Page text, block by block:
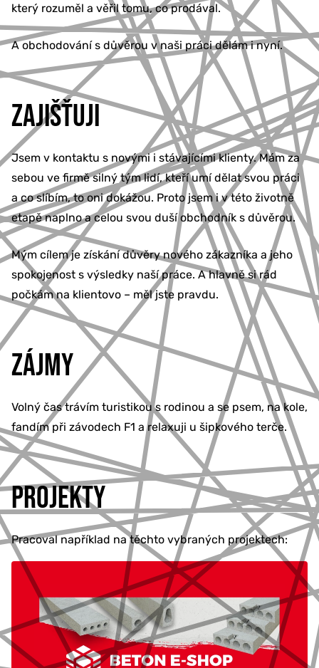
který rozuměl a věřil tomu, co prodával.
A obchodování s důvěrou v naši práci dělám i nyní.
ZAJIŠŤUJI
Jsem v kontaktu s novými i stávajícími klienty. Mám za
sebou ve firmě silný tým lidí, kteří umí dělat svou práci
a co slíbím, to oni dokážou. Proto jsem i v této životně
etapě naplno a celou svou duší obchodník s důvěrou.
Mým cílem je získání důvěry nového zákazníka a jeho
spokojenost s výsledky naší práce. A hlavně si rád
počkám na klientovo – měl jste pravdu.
ZÁJMY
Volný čas trávím turistikou s rodinou a se psem, na kole,
fandím při závodech F1 a relaxuji u šipkového terče.
PROJEKTY
Pracoval například na těchto vybraných projektech: